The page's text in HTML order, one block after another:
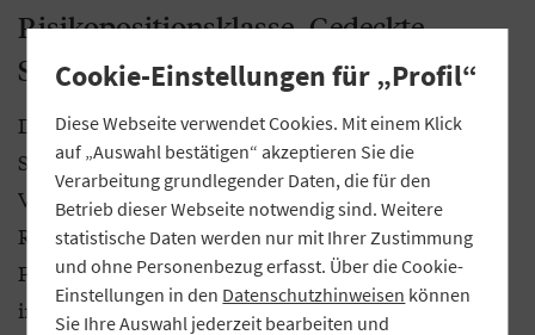
Risikopositionsklasse „Gedeckte
Schuldverschreibungen“
Das Risikogewicht gedeckter
Schuldverschreibungen wurde bei den bayerischen
Volksbanken und Raiffeisenbanken bisher in der
Regel aus dem Risikogewicht der ungedeckten
Forderungen abgeleitet. Für Letztere wurde bisher
in der Regel die Sitzstaatenmethode angewendet.
Cookie-Einstellungen für „Profil“
Diese Webseite verwendet Cookies. Mit einem Klick
auf „Auswahl bestätigen“ akzeptieren Sie die
Verarbeitung grundlegender Daten, die für den
Betrieb dieser Webseite notwendig sind. Weitere
statistische Daten werden nur mit Ihrer Zustimmung
und ohne Personenbezug erfasst. Über die Cookie-
Einstellungen in den Datenschutzhinweisen können
Sie Ihre Auswahl jederzeit bearbeiten und